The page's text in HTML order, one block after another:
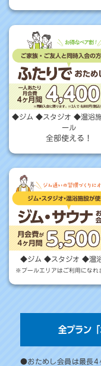
◆ジム ◆スタジオ ◆温浴
ール
全部使える！
◆ジム ◆スタジオ ◆温
※プールエリアはご利用になれ
全プラン
●おためし会員は最長4